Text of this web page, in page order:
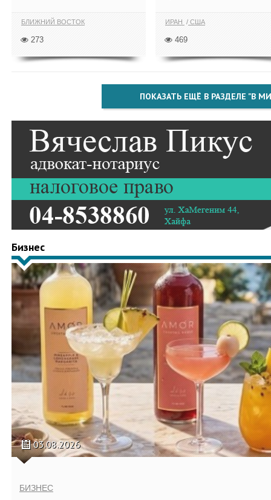
БЛИЖНИЙ ВОСТОК
273
ИРАН США
469
ПОКАЗАТЬ ЕЩЁ В РАЗДЕЛЕ "В
Бизнес
03.08.2026
БИЗНЕС